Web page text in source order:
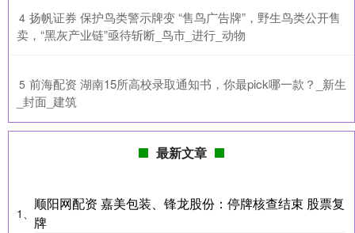
4 ​扬帆证券 保护鸟类警示牌变 “售鸟广告牌”，野生鸟类公开售
卖，“黑灰产业链”亟待斩断_鸟市_进行_动物
5 ​前海配资 湖南15所高校录取通知书，你最pick哪一款？_新生
_封面_建筑
最新文章
1、
顺阳网配资 嘉美包装、锋龙股份：停牌核查结束 股票复
牌